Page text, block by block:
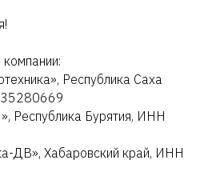
Республика Саха
Республика Бурятия, ИНН
ДВ», Хабаровский край, ИНН